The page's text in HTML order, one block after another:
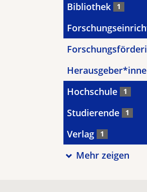
Bibliothek 1
Hochschule 1
Studierende 1
Verlag 1
Mehr zeigen